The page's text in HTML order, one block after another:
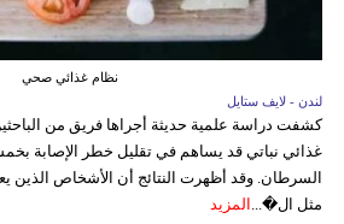
نظام غذائي صحي
لندن - لايف ستايل
كشفت دراسة علمية حديثة أجراها فريق من
غذائي نباتي قد يساهم في تقليل خطر الإصابة
السرطان. وقد أظهرت النتائج أن الأشخاص الذين
مثل ال�...
المزيد